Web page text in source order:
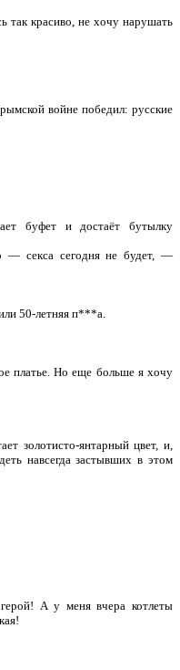
так красиво, не хочу нарушать
войне победил: русские
буфет и достаёт бутылку
— секса сегодня не будет, —
50-летняя п***а.
платье. Но еще больше я хочу
золотисто-янтарный цвет, и,
навсегда застывших в этом
А у меня вчера котлеты